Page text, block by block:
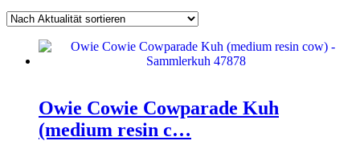
Owie Cowie Cowparade Kuh
(medium resin c…